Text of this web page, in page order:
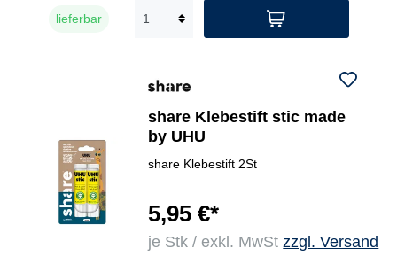
lieferbar
share Klebestift stic made
by UHU
share Klebestift 2St
5,95 €*
je Stk / exkl. MwStzzgl. Versand